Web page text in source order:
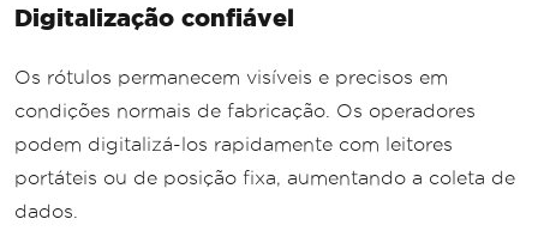
Digitalização confiável
Os rótulos permanecem visíveis e precisos em
condições normais de fabricação. Os operadores
podem digitalizá-los rapidamente com leitores
portáteis ou de posição fixa, aumentando a coleta de
dados.